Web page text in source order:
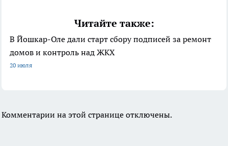
Читайте также:
В Йошкар-Оле дали старт сбору подписей за ремонт
домов и контроль над ЖКХ
20 июля
Комментарии на этой странице отключены.